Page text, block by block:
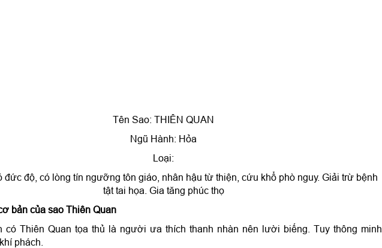
Tên Sao: THIÊN QUAN
Ngũ Hành: Hỏa
Loại:
đức độ, có lòng tín ngưỡng tôn giáo, nhân hậu từ thiện, cứu khổ phò nguy. Giải trừ bệnh
tật tai họa. Gia tăng phúc thọ
bản của sao Thiên Quan
có Thiên Quan tọa thủ là người ưa thích thanh nhàn nên lười biếng. Tuy thông minh
phách.